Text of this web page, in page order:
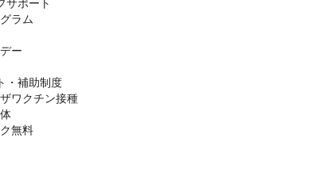
サポート
ラム
ー
・補助制度
ワクチン接種
無料